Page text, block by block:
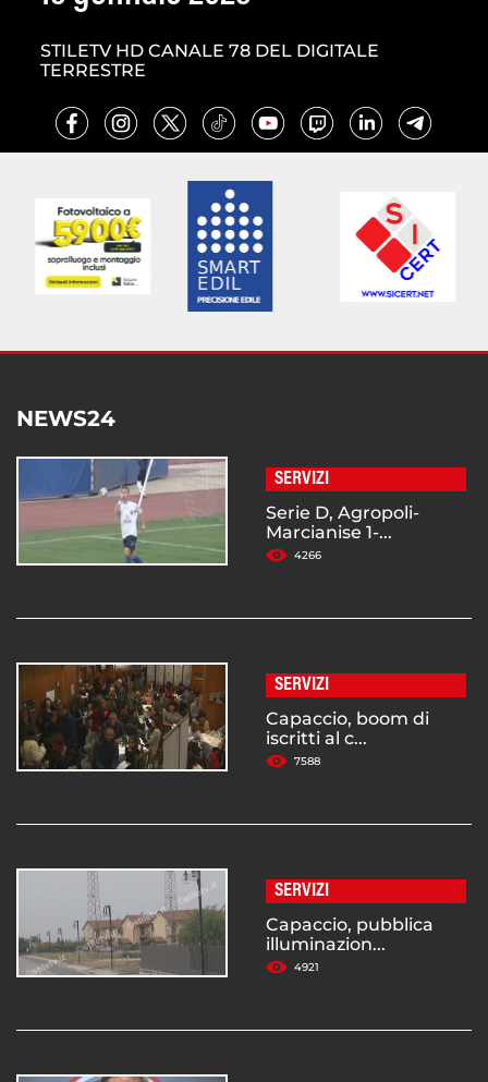
STILETV HD CANALE 78 DEL DIGITALE
TERRESTRE
NEWS24
SERVIZI
Serie D, Agropoli-
Marcianise 1-...
4266
SERVIZI
Capaccio, boom di
iscritti al c...
7588
SERVIZI
Capaccio, pubblica
illuminazion...
4921